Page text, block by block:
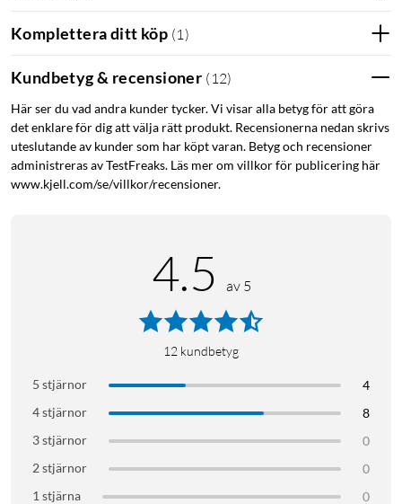
Komplettera ditt köp (1 )
Kundbetyg & recensioner ( 12)
Här ser du vad andra kunder tycker. Vi visar alla betyg för att göra
det enklare för dig att välja rätt produkt. Recensionerna nedan skrivs
uteslutande av kunder som har köpt varan. Betyg och recensioner
administreras av TestFreaks. Läs mer om villkor för publicering här
www.kjell.com/se/villkor/recensioner.
4.5 av 5
12 kundbetyg
5 stjärnor
4
4 stjärnor
8
3 stjärnor
0
2 stjärnor
0
1 stjärna
0